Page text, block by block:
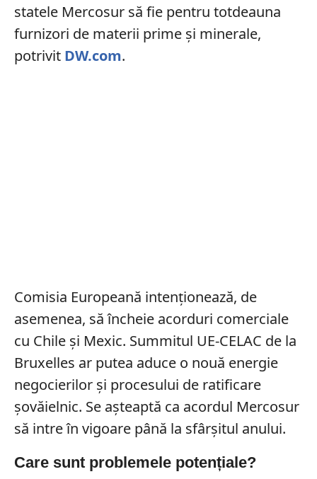
statele Mercosur să fie pentru totdeauna
furnizori de materii prime și minerale,
potrivit DW.com.
Comisia Europeană intenționează, de
asemenea, să încheie acorduri comerciale
cu Chile și Mexic. Summitul UE-CELAC de la
Bruxelles ar putea aduce o nouă energie
negocierilor și procesului de ratificare
șovăielnic. Se așteaptă ca acordul Mercosur
să intre în vigoare până la sfârșitul anului.
Care sunt problemele potențiale?